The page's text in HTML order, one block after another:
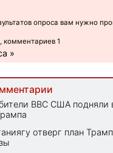
опроса вам нужно
комментариев 1
»
ВВС США подняли
отверг план